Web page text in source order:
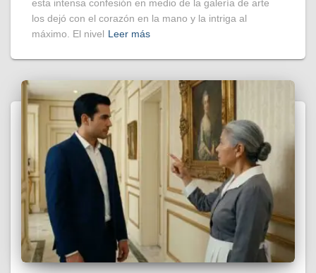
esta intensa confesión en medio de la galería de arte
los dejó con el corazón en la mano y la intriga al
máximo. El nivel Leer más